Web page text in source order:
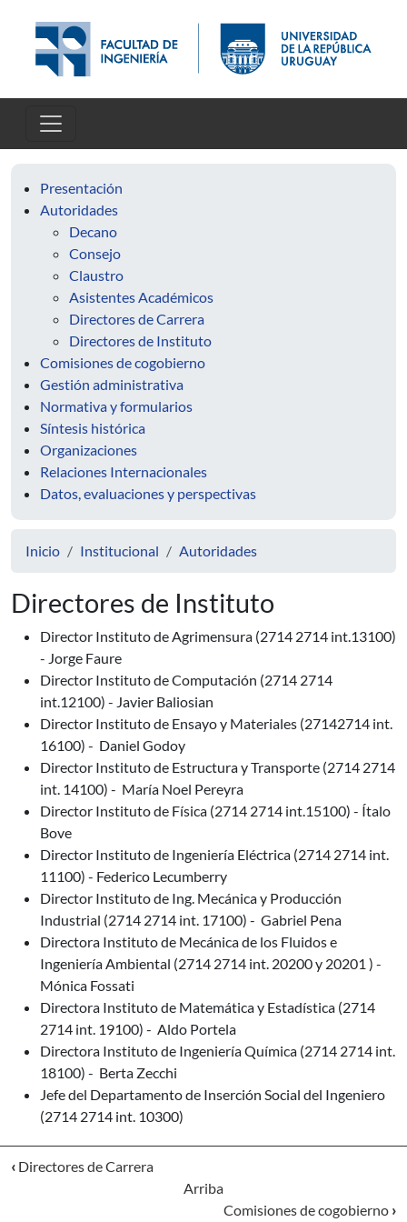
Presentación
Autoridades
Decano
Consejo
Claustro
Asistentes Académicos
Directores de Carrera
Directores de Instituto
Comisiones de cogobierno
Gestión administrativa
Normativa y formularios
Síntesis histórica
Organizaciones
Relaciones Internacionales
Datos, evaluaciones y perspectivas
Inicio Institucional Autoridades
Directores de Instituto
Director Instituto de Agrimensura (2714 2714 int.13100)
- Jorge Faure
Director Instituto de Computación (2714 2714
int.12100) - Javier Baliosian
Director Instituto de Ensayo y Materiales (27142714 int.
16100) - Daniel Godoy
Director Instituto de Estructura y Transporte (2714 2714
int. 14100) - María Noel Pereyra
Director Instituto de Física (2714 2714 int.15100) - Ítalo
Bove
Director Instituto de Ingeniería Eléctrica (2714 2714 int.
11100) - Federico Lecumberry
Director Instituto de Ing. Mecánica y Producción
Industrial (2714 2714 int. 17100) - Gabriel Pena
Directora Instituto de Mecánica de los Fluidos e
Ingeniería Ambiental (2714 2714 int. 20200 y 20201 ) -
Mónica Fossati
Directora Instituto de Matemática y Estadística (2714
2714 int. 19100) - Aldo Portela
Directora Instituto de Ingeniería Química (2714 2714 int.
18100) - Berta Zecchi
Jefe del Departamento de Inserción Social del Ingeniero
(2714 2714 int. 10300)
‹ Directores de Carrera
Arriba
Comisiones de cogobierno ›